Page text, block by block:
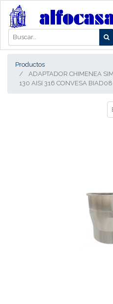
Productos
ADAPTADOR CHIMENEA
130 AISI 316 CONVESA